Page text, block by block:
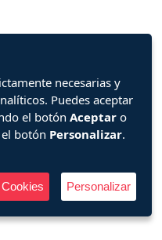
necesarias y
Puedes aceptar
el botón Aceptar o
botón Personalizar.
Personalizar